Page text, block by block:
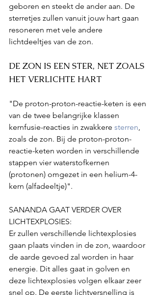
geboren en steekt de ander aan. De
sterretjes zullen vanuit jouw hart gaan
resoneren met vele andere
lichtdeeltjes van de zon.
DE ZON IS EEN STER, NET ZOALS
HET VERLICHTE HART
"De proton-proton-reactie-keten is een
van de twee belangrijke klassen
kernfusie-reacties in zwakkere sterren,
zoals de zon. Bij de proton-proton-
reactie-keten worden in verschillende
stappen vier waterstofkernen
(protonen) omgezet in een helium-4-
kern (alfadeeltje)".
SANANDA GAAT VERDER OVER
LICHTEXPLOSIES:
Er zullen verschillende lichtexplosies
gaan plaats vinden in de zon, waardoor
de aarde gevoed zal worden in haar
energie. Dit alles gaat in golven en
deze lichtexplosies volgen elkaar zeer
snel op. De eerste lichtversnelling is